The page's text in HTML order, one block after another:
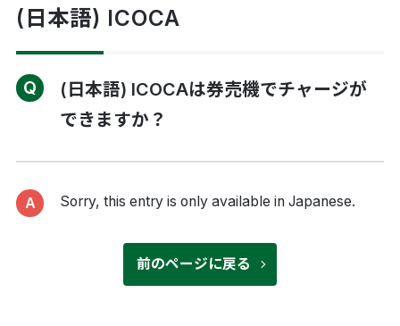
(日本語) ICOCA
(日本語) ICOCAは券売機でチャージが
できますか？
Sorry, this entry is only available inJapanese.
前のページに戻る